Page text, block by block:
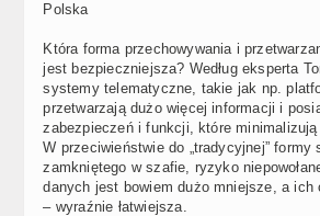
Polska
Która forma przechowywania i
jest bezpieczniejsza? Według eksperta
systemy telematyczne, takie jak np.
przetwarzają dużo więcej informacji i
zabezpieczeń i funkcji, które
W przeciwieństwie do „tradycyjnej” formy
zamkniętego w szafie, ryzyko
danych jest bowiem dużo mniejsze, a ich
– wyraźnie łatwiejsza.